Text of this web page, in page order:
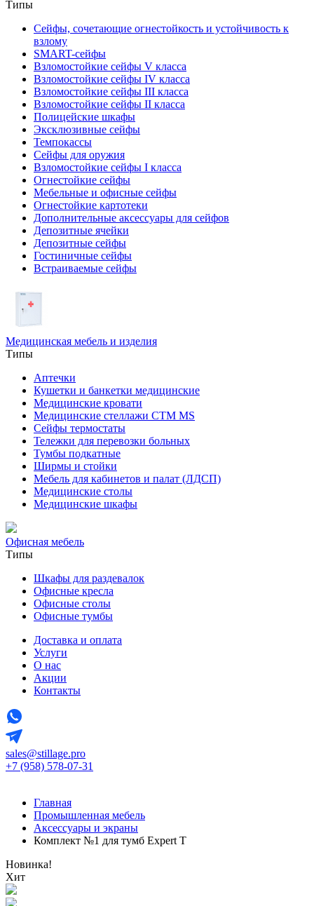
Типы
Сейфы, сочетающие огнестойкость и устойчивость к
взлому
SMART-сейфы
Взломостойкие сейфы V класса
Взломостойкие сейфы IV класса
Взломостойкие сейфы III класса
Взломостойкие сейфы II класса
Полицейские шкафы
Эксклюзивные сейфы
Темпокассы
Сейфы для оружия
Взломостойкие сейфы I класса
Огнестойкие сейфы
Мебельные и офисные сейфы
Огнестойкие картотеки
Дополнительные аксессуары для сейфов
Депозитные ячейки
Депозитные сейфы
Гостиничные сейфы
Встраиваемые сейфы
Медицинская мебель и изделия
Типы
Аптечки
Кушетки и банкетки медицинские
Медицинские кровати
Медицинские стеллажи CTM MS
Сейфы термостаты
Тележки для перевозки больных
Тумбы подкатные
Ширмы и стойки
Мебель для кабинетов и палат (ЛДСП)
Медицинские столы
Медицинские шкафы
Офисная мебель
Типы
Шкафы для раздевалок
Офисные кресла
Офисные столы
Офисные тумбы
Доставка и оплата
Услуги
О нас
Акции
Контакты
sales@stillage.pro
+7 (958) 578-07-31
Главная
Промышленная мебель
Аксессуары и экраны
Комплект №1 для тумб Expert T
Новинка!
Хит